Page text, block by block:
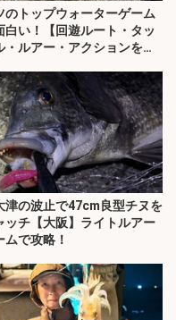
のトップウォーターゲーム
白い！【回遊ルート・タッ
・ルアー・アクションを解
津の波止で47cm良型チヌを
ッチ【大阪】ライトルアー
ムで攻略！